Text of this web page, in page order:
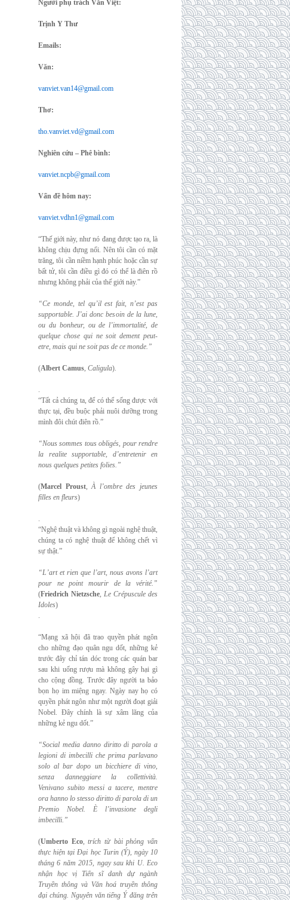
Người phụ trách Văn Việt:
Trịnh Y Thư
Emails:
Văn:
vanviet.van14@gmail.com
Thơ:
tho.vanviet.vd@gmail.com
Nghiên cứu – Phê bình:
vanviet.ncpb@gmail.com
Vấn đề hôm nay:
vanviet.vdhn1@gmail.com
“Thế giới này, như nó đang được tạo ra, là
không chịu đựng nổi. Nên tôi cần có mặt
trăng, tôi cần niềm hạnh phúc hoặc cần sự
bất tử, tôi cần điều gì đó có thể là điên rồ
nhưng không phải của thế giới này.”
“Ce monde, tel qu’il est fait, n’est pas
supportable. J’ai donc besoin de la lune,
ou du bonheur, ou de l’immortalité, de
quelque chose qui ne soit dement peut-
etre, mais qui ne soit pas de ce monde.”
(Albert Camus, Caligula).
.
“Tất cả chúng ta, để có thể sống được với
thực tại, đều buộc phải nuôi dưỡng trong
mình đôi chút điên rồ.”
“Nous sommes tous obligés, pour rendre
la realite supportable, d’entretenir en
nous quelques petites folies.”
(Marcel Proust,À l’ombre des jeunes
filles en fleurs)
.
“Nghệ thuật và không gì ngoài nghệ thuật,
chúng ta có nghệ thuật để không chết vì
sự thật.”
“L’art et rien que l’art, nous avons l’art
pour ne point mourir de la vérité.”
(Friedrich Nietzsche, Le Crépuscule des
Idoles)
.
“Mạng xã hội đã trao quyền phát ngôn
cho những đạo quân ngu dốt, những kẻ
trước đây chỉ tán dóc trong các quán bar
sau khi uống rượu mà không gây hại gì
cho cộng đồng. Trước đây người ta bảo
bọn họ im miệng ngay. Ngày nay họ có
quyền phát ngôn như một người đoạt giải
Nobel. Đây chính là sự xâm lăng của
những kẻ ngu dốt.”
“Social media danno diritto di parola a
legioni di imbecilli che prima parlavano
solo albar dopo un bicchiere di vino,
senza danneggiare la collettività.
Venivano subito messi a tacere, mentre
ora hanno lo stesso diritto di parola di un
Premio Nobel. È l’invasione degli
imbecilli.”
(Umberto Eco,trích từ bài phỏng vấn
thực hiện tại Đại học Turin (Ý), ngày 10
tháng 6 năm 2015, ngay sau khi U. Eco
nhận học vị Tiến sĩ danh dự ngành
Truyền thông và Văn hoá truyền thông
đại chúng. Nguyên văn tiếng Ý đăng trên